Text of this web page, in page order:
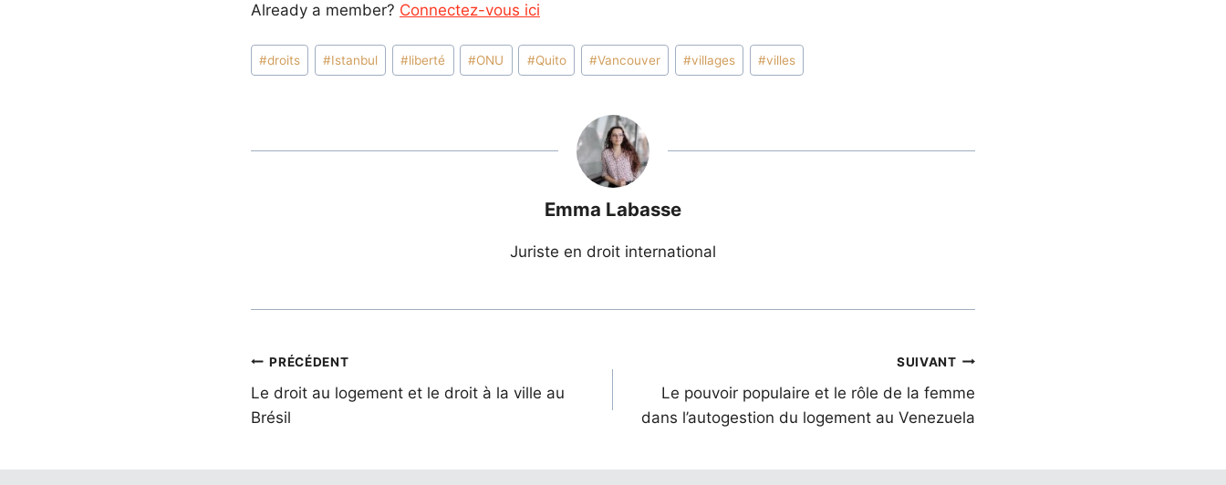
Already a member? Connectez-vous ici
Étiquettes
de
#droits #Istanbul #liberté #ONU #Quito #Vancouver #villages #villes
Emma Labasse
Juriste en droit international
Navigation
de
PRÉCÉDENT
Le droit au logement et le droit à la ville au
Brésil
SUIVANT
Le pouvoir populaire et le rôle de la femme
dans l’autogestion du logement au Venezuela